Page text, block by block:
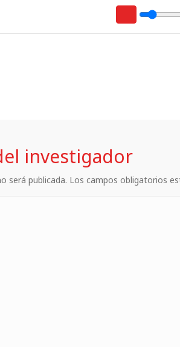
investigador
será publicada. Los campos obligatorios